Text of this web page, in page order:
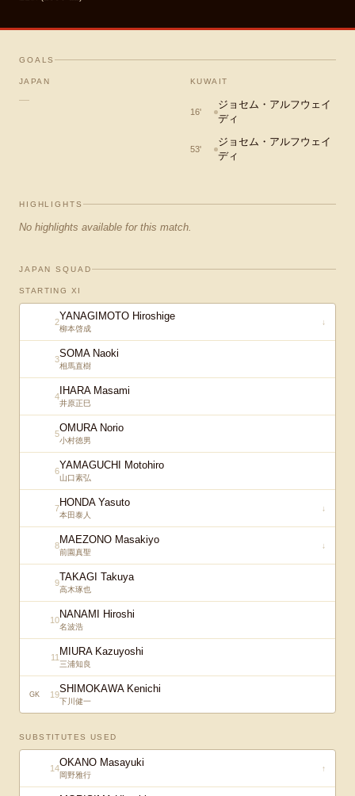
GOALS
JAPAN
—
KUWAIT
16'
ジョセム・アルフウェイ
ディ
53'
ジョセム・アルフウェイ
ディ
HIGHLIGHTS
No highlights available for this match.
JAPAN SQUAD
STARTING XI
2YANAGIMOTO Hiroshige
柳本啓成
↓
3SOMA Naoki
相馬直樹
4 IHARA Masami
井原正巳
5OMURA Norio
小村徳男
6YAMAGUCHI Motohiro
山口素弘
7HONDA Yasuto
本田泰人
↓
8MAEZONO Masakiyo
前園真聖
↓
9TAKAGI Takuya
高木琢也
10NANAMI Hiroshi
名波浩
11 MIURA Kazuyoshi
三浦知良
GK 19SHIMOKAWA Kenichi
下川健一
SUBSTITUTES USED
14OKANO Masayuki
岡野雅行
↑